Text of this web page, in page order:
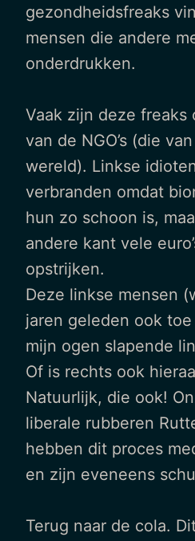
gezondheidsfreaks
mensen die andere
onderdrukken.
Vaak zijn deze freaks
van de NGO’s (die
wereld). Linkse
verbranden omdat
hun zo schoon is,
andere kant vele
opstrijken.
Deze linkse mensen
jaren geleden ook
mijn ogen slapende
Of is rechts ook
Natuurlijk, die ook!
liberale rubberen
hebben dit proces
en zijn eveneens
Terug naar de cola.